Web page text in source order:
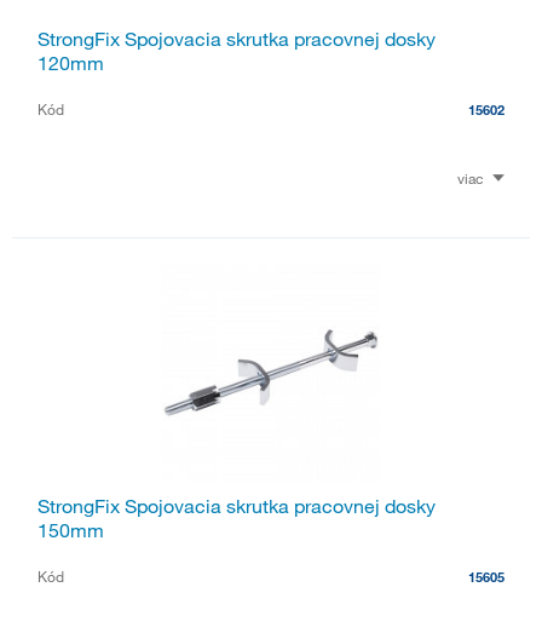
StrongFix Spojovacia skrutka pracovnej dosky
120mm
Kód 15602
viac
StrongFix Spojovacia skrutka pracovnej dosky
150mm
Kód 15605